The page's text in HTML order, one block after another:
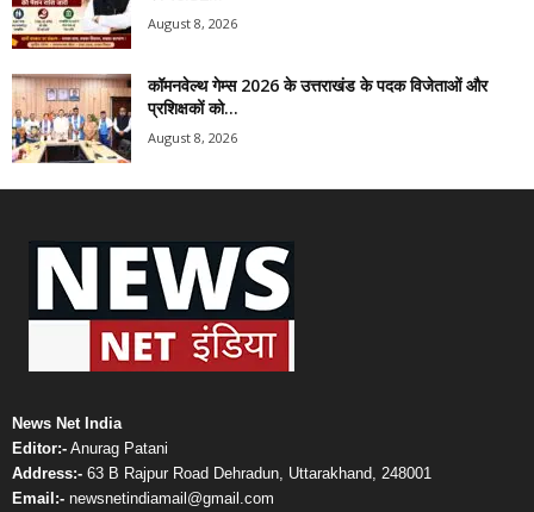
August 8, 2026
कॉमनवेल्थ गेम्स 2026 के उत्तराखंड के पदक विजेताओं और
प्रशिक्षकों को...
August 8, 2026
News Net India
Editor:- Anurag Patani
Address:- 63 B Rajpur Road Dehradun, Uttarakhand, 248001
Email:- newsnetindiamail@gmail.com